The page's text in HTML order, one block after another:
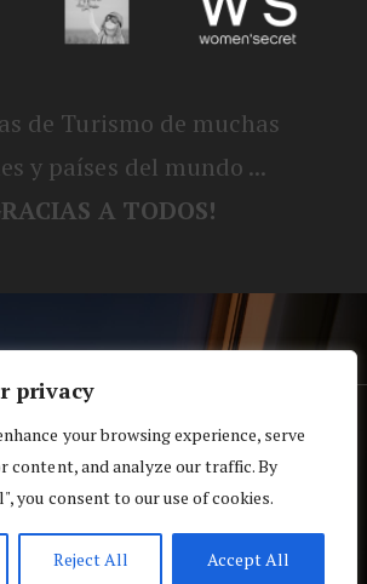
privacy
your browsing experience, serve
content, and analyze our traffic. By
you consent to our use of cookies.
Reject All Accept All
de Turismo de muchas
y países del mundo ...
A TODOS!
de Alex, Nerea, Turbo y
de privacidad y cookies
Top